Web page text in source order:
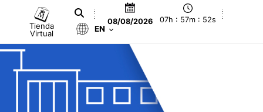
Tienda
Virtual
08/08/2026 07h : 57m : 53s
EN